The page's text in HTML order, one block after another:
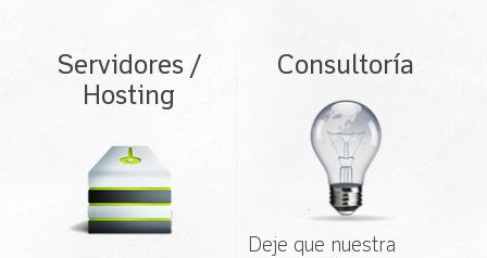
Servidores /
Hosting
Consultoría
Deje que nuestra